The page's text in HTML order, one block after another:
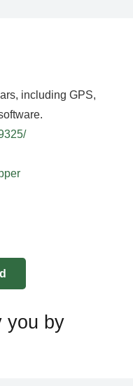
including GPS,
you by